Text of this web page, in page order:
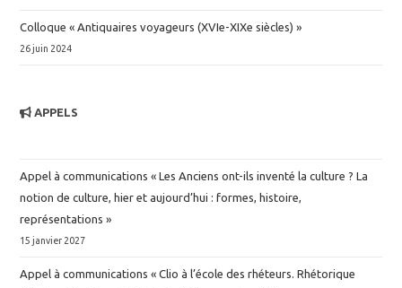
Colloque « Antiquaires voyageurs (XVIe-XIXe siècles) »
26 juin 2024
APPELS
Appel à communications « Les Anciens ont-ils inventé la culture ? La
notion de culture, hier et aujourd’hui : formes, histoire,
représentations »
15 janvier 2027
Appel à communications « Clio à l’école des rhéteurs. Rhétorique